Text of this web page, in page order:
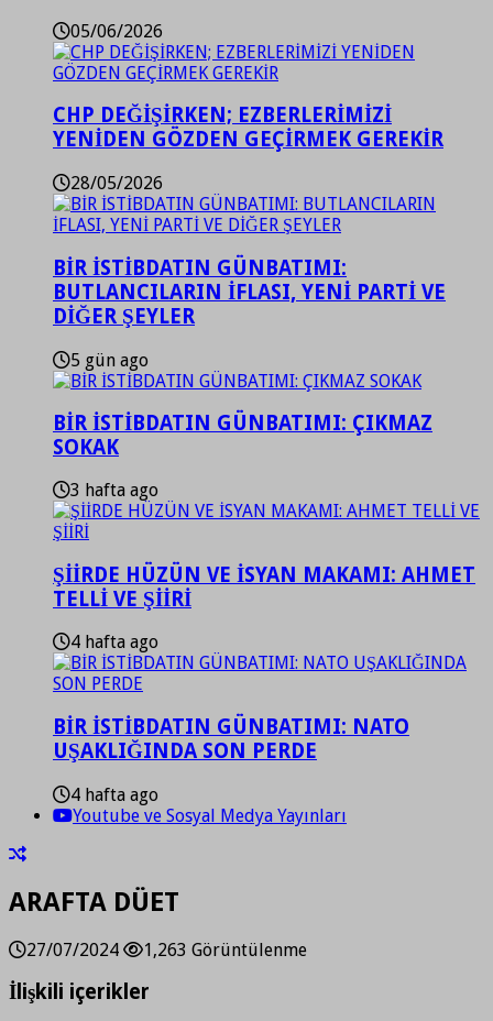
05/06/2026
CHP DEĞİŞİRKEN; EZBERLERİMİZİ
YENİDEN GÖZDEN GEÇİRMEK GEREKİR
28/05/2026
BİR İSTİBDATIN GÜNBATIMI:
BUTLANCILARIN İFLASI, YENİ PARTİ VE
DİĞER ŞEYLER
5 gün ago
BİR İSTİBDATIN GÜNBATIMI: ÇIKMAZ
SOKAK
3 hafta ago
ŞİİRDE HÜZÜN VE İSYAN MAKAMI: AHMET
TELLİ VE ŞİİRİ
4 hafta ago
BİR İSTİBDATIN GÜNBATIMI: NATO
UŞAKLIĞINDA SON PERDE
4 hafta ago
Youtube ve Sosyal Medya Yayınları
ARAFTA DÜET
27/07/2024 1,263 Görüntülenme
İlişkili içerikler